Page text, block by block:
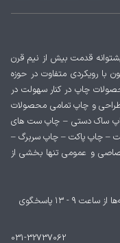
قدمت بیش از نیم قرن
گردید و هم اکنون با رویکردی متفاوت در حوزه
چاپ در کنار سهولت در
و چاپ تمامی محصولات
ساک دستی – چاپ ست های
– چاپ پاکت – چاپ سربرگ –
و عمومی تنها بخشی از
شنبه تا چهارشنبه از ساعت ۹ - ۱۷ و پنجشنبه‌ها از ساعت ۹ - ۱۳ پاسخگوی
031-32737062